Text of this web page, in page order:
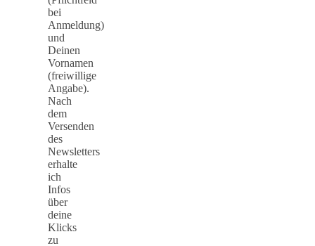
bei
Anmeldung)
und
Deinen
Vornamen
(freiwillige
Angabe).
Nach
dem
Versenden
des
Newsletters
erhalte
ich
Infos
über
deine
Klicks
zu